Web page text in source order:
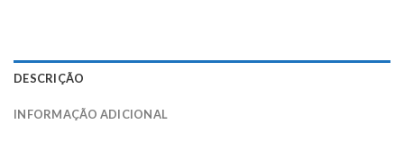
DESCRIÇÃO
INFORMAÇÃO ADICIONAL